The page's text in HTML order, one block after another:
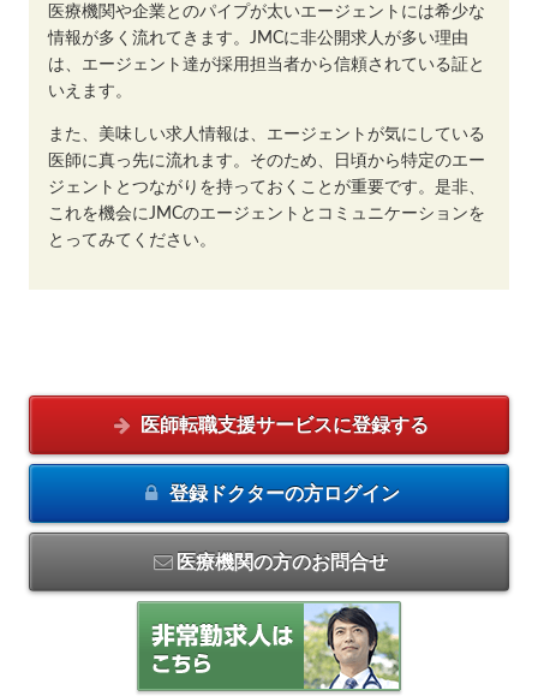
医療機関や企業とのパイプが太いエージェントには希少な
情報が多く流れてきます。JMCに非公開求人が多い理由
は、エージェント達が採用担当者から信頼されている証と
いえます。
また、美味しい求人情報は、エージェントが気にしている
医師に真っ先に流れます。そのため、日頃から特定のエー
ジェントとつながりを持っておくことが重要です。是非、
これを機会にJMCのエージェントとコミュニケーションを
とってみてください。
医師転職支援サービスに登録する
登録ドクターの方ログイン
医療機関の方のお問合せ